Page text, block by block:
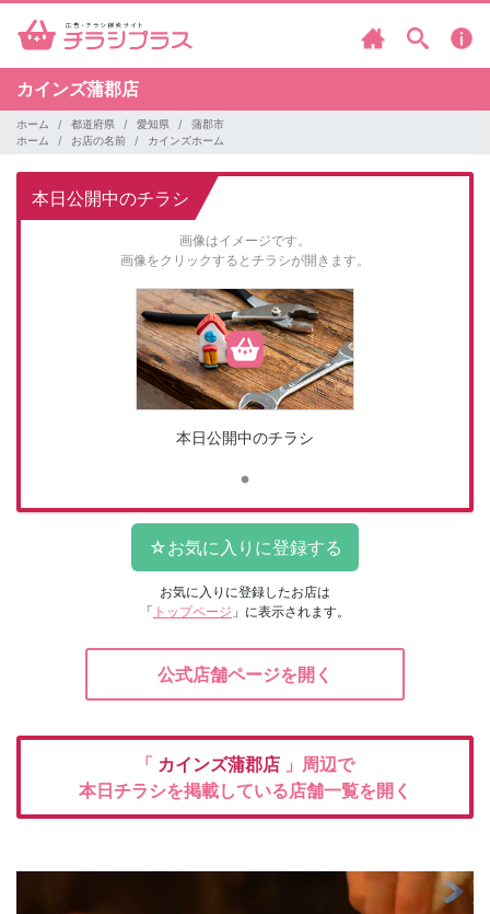
カインズ蒲郡店
ホーム 都道府県 愛知県
蒲郡市
ホーム
お店の名前 カインズホーム
本日公開中のチラシ
画像はイメージです。
画像をクリックするとチラシが開きます。
本日公開中のチラシ
お気に入りに登録したお店は
「 トップページ 」に表示されます。
公式店舗ページを開く
「 カインズ蒲郡店 」周辺で
本日チラシを掲載している店舗一覧を開く